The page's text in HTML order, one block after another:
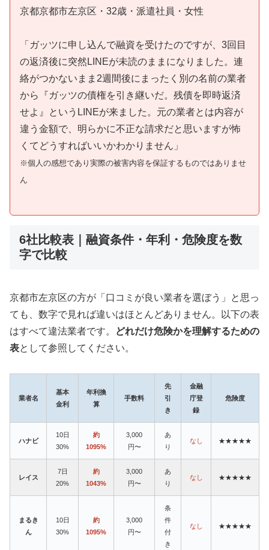
京都京都市左京区・32歳・派遣社員・女性
「ガッツに申し込んで融資を受けたのですが、3回目
の返済後に突然LINEが未読のままになりました。連
絡がつかないまま2週間後にまったく別の名前の業者
から『ガッツの債権を引き継いだ。残債を即時返済
せよ』というLINEが来ました。元の業者とは内容が
違う金額で、明らかに不正な請求だと思いますが怖
くてどうすればいいかわかりません」
※個人の感想であり実際の被害内容を保証するものではありませ
ん
6社比較表｜融資条件・年利・危険度を数
字で比較
京都市左京区の方が「口コミが良い業者を選ぼう」と思っ
ても、数字で見れば違いはほとんどありません。以下の表
はすべて違法業者です。
どれだけ危険かを理解するための
表として参照してください。
業者名
基本
金利
年利換
算
手数料
先
引
き
金融
庁登
録
危険度
ハナビ
10日
30%
約
1095%
3,000
円〜
あ
り
なし ★★★★★
レイス
7日
20%
約
1043%
3,000
円〜
あ
り
なし ★★★★★
まるき
ん
10日
30%
約
1095%
3,000
円〜
条
件
付
き
なし ★★★★★